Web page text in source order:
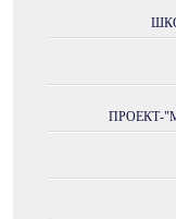
ПРОЕКТ-